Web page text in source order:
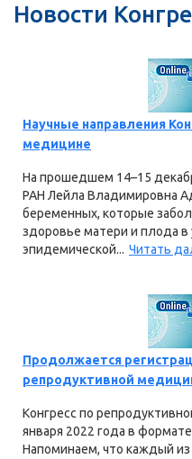
Новости
Научные направления
медицине
На прошедшем 14–15
РАН Лейла Владимировна
беременных, которые
здоровье матери и плода в
эпидемической... Читать
Продолжается
репродуктивной
Конгресс по
января 2022 года в
Напоминаем, что каждый